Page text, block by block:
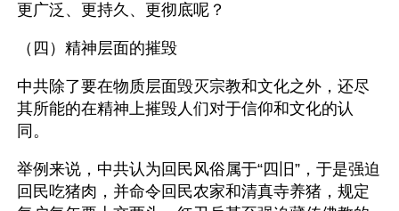
更广泛、更持久、更彻底呢？
（四）精神层面的摧毁
中共除了要在物质层面毁灭宗教和文化之外，还尽
其所能的在精神上摧毁人们对于信仰和文化的认
同。
举例来说，中共认为回民风俗属于“四旧”，于是强迫
回民吃猪肉，并命令回民农家和清真寺养猪，规定